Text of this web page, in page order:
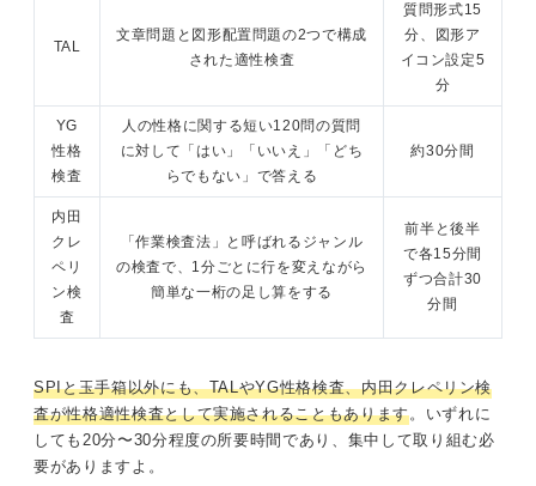
TAL
文章問題と図形配置問題の2つで構成
された適性検査
質問形式15
分、図形ア
イコン設定5
分
YG
性格
検査
人の性格に関する短い120問の質問
に対して「はい」「いいえ」「どち
らでもない」で答える
約30分間
内田
クレ
ペリ
ン検
査
「作業検査法」と呼ばれるジャンル
の検査で、1分ごとに行を変えながら
簡単な一桁の足し算をする
前半と後半
で各15分間
ずつ合計30
分間
SPIと玉手箱以外にも、TALやYG性格検査、内田クレペリン検
査が性格適性検査として実施されることもあります。いずれに
しても20分〜30分程度の所要時間であり、集中して取り組む必
要がありますよ。